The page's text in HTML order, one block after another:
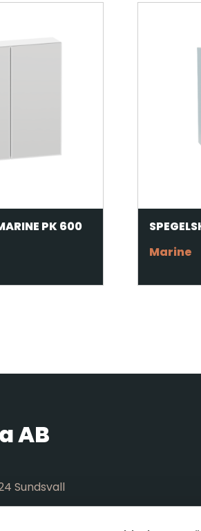
PK 600
Marine
AB
Sundsvall